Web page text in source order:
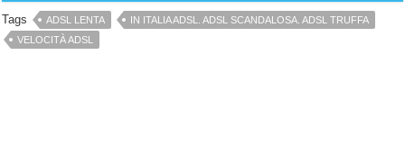
Tags ADSL LENTA
IN ITALIA ADSL. ADSL SCANDALOSA. ADSL TRUFFA
VELOCITÀ ADSL